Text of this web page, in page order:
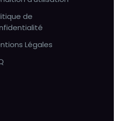
de
Légales